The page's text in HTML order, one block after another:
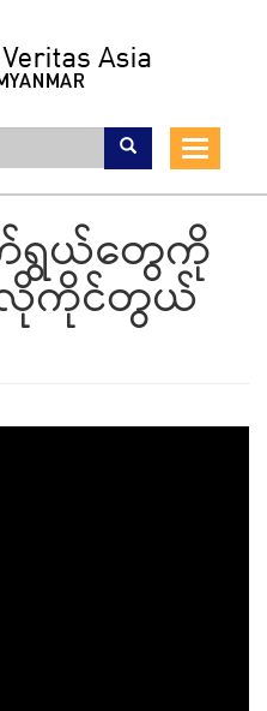
Toggle
ရွယ်တွေကို
ကိုင်တွယ်